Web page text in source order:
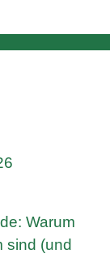
Warum
sind (und